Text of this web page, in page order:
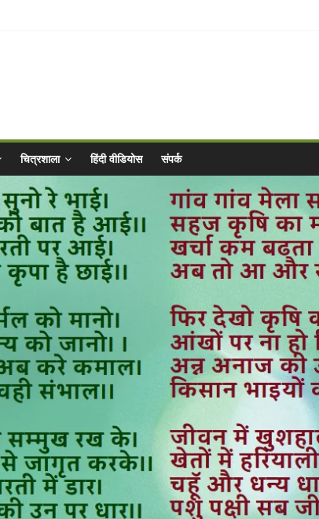
चित्रशाला हिंदी वीडियोस संपर्क